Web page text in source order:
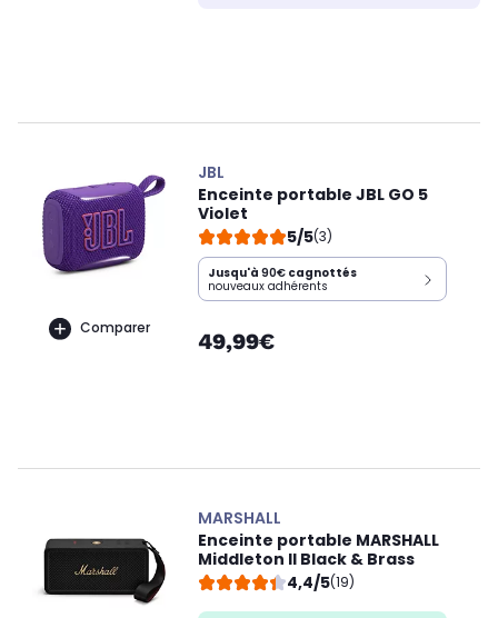
Comparer
JBL
Enceinte portable JBL GO 5
Violet
5/5(3)
Jusqu'à 90€ cagnottés
nouveaux adhérents
49,99€
MARSHALL
Enceinte portable MARSHALL
Middleton II Black & Brass
4,4/5(19)